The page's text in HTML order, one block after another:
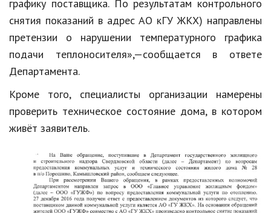
графику поставщика. По результатам контрольного
снятия показаний в адрес АО кГУ ЖКХ) направлены
претензии о нарушении температурного графика
подачи теплоносителя»,—сообщается в ответе
Департамента.
Кроме того, специалисты организации намерены
проверить техническое состояние дома, в котором
живёт заявитель.